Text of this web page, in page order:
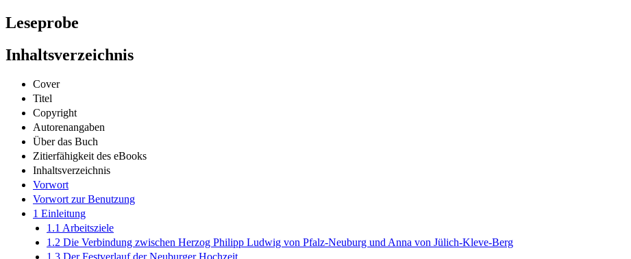
Leseprobe
Inhaltsverzeichnis
Cover
Titel
Copyright
Autorenangaben
Über das Buch
Zitierfähigkeit des eBooks
Inhaltsverzeichnis
Vorwort
Vorwort zur Benutzung
1 Einleitung
1.1 Arbeitsziele
1.2 Die Verbindung zwischen Herzog Philipp Ludwig von Pfalz-Neuburg und Anna von Jülich-Kleve-Berg
1.3 Der Festverlauf der Neuburger Hochzeit